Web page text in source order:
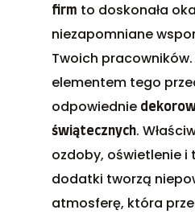
firm to doskonała
niezapomniane
Twoich
elementem tego
odpowiednie
świątecznych.
ozdoby, oświetlenie i
dodatki tworzą
atmosferę, która